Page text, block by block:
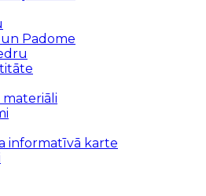
Padome
informatīvā karte